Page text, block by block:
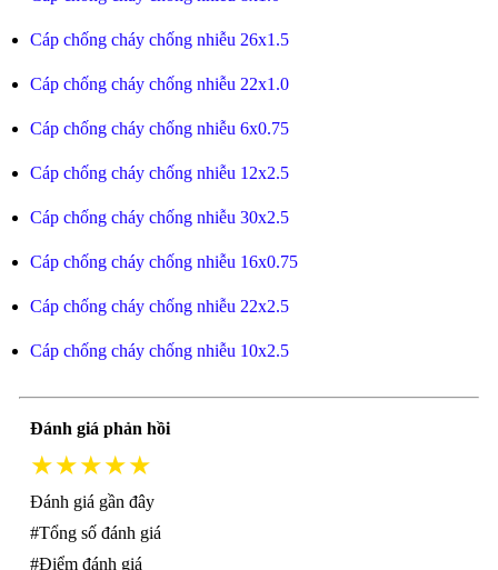
Cáp chống cháy chống nhiễu 26x1.5
Cáp chống cháy chống nhiễu 22x1.0
Cáp chống cháy chống nhiễu 6x0.75
Cáp chống cháy chống nhiễu 12x2.5
Cáp chống cháy chống nhiễu 30x2.5
Cáp chống cháy chống nhiễu 16x0.75
Cáp chống cháy chống nhiễu 22x2.5
Cáp chống cháy chống nhiễu 10x2.5
Đánh giá phản hồi
★★★★★
Đánh giá gần đây
#Tổng số đánh giá
#Điểm đánh giá